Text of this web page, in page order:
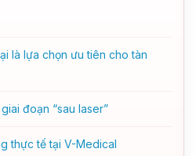
là lựa chọn ưu tiên cho tàn
đoạn “sau laser”
thực tế tại V-Medical